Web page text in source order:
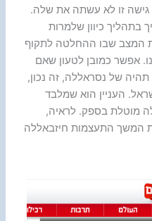
גישה זו לא עשתה את שלה.
בתהליך כיוון שלמרות
המצב שבו ההחלטה לתקוף
אפשר כמובן לטעון שאם
של נסראללה, זה נכון,
העניין הוא שמלבד
מוטלת בספק. לראיה,
המשך התעצמות חיזבאללה